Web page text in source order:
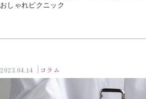
おしゃれピクニック
2023.04.14 コラム